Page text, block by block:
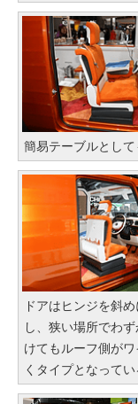
簡易テーブルとし
ドアはヒンジを斜
し、狭い場所でわ
けてもルーフ側が
くタイプとなってい